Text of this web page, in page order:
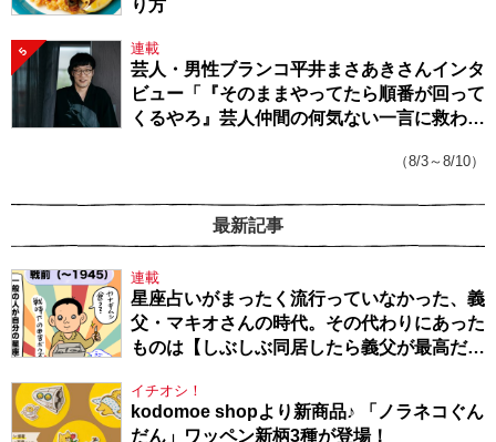
り方
5 連載
芸人・男性ブランコ平井まさあきさんインタ
ビュー「『そのままやってたら順番が回って
くるやろ』芸人仲間の何気ない一言に救われ
（8/3～8/10）
最新記事
連載
星座占いがまったく流行っていなかった、義
父・マキオさんの時代。その代わりにあった
ものは【しぶしぶ同居したら義父が最高だっ
イチオシ！
kodomoe shopより新商品♪ 「ノラネコぐん
だん」ワッペン新柄3種が登場！